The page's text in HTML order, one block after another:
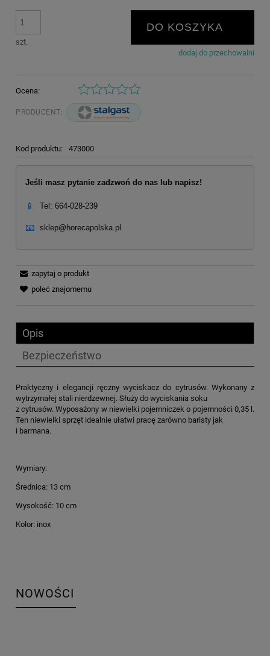
szt.
DO KOSZYKA
dodaj do przechowalni
Ocena:
PRODUCENT:
Kod produktu: 473000
Jeśli masz pytanie zadzwoń do nas lub napisz!
📱 Tel: 664-028-239
📧 sklep@horecapolska.pl
zapytaj o produkt
poleć znajomemu
Opis
Bezpieczeństwo
Praktyczny i elegancji ręczny wyciskacz do cytrusów. Wykonany z
wytrzymałej stali nierdzewnej. Służy do wyciskania soku
z cytrusów. Wyposażony w niewielki pojemniczek o pojemności 0,35 l.
Ten niewielki sprzęt idealnie ułatwi pracę zarówno baristy jak
i barmana.
Wymiary:
Średnica: 13 cm
Wysokość: 10 cm
Kolor: inox
NOWOŚCI